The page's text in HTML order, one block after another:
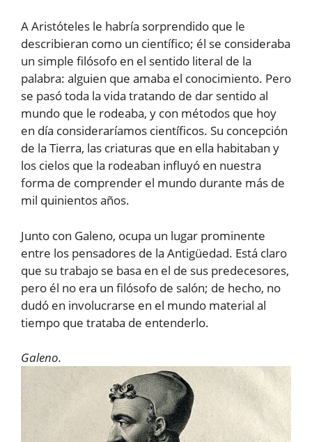
A Aristóteles le habría sorprendido que le
describieran como un científico; él se consideraba
un simple filósofo en el sentido literal de la
palabra: alguien que amaba el conocimiento. Pero
se pasó toda la vida tratando de dar sentido al
mundo que le rodeaba, y con métodos que hoy
en día consideraríamos científicos. Su concepción
de la Tierra, las criaturas que en ella habitaban y
los cielos que la rodeaban influyó en nuestra
forma de comprender el mundo durante más de
mil quinientos años.
Junto con Galeno, ocupa un lugar prominente
entre los pensadores de la Antigüedad. Está claro
que su trabajo se basa en el de sus predecesores,
pero él no era un filósofo de salón; de hecho, no
dudó en involucrarse en el mundo material al
tiempo que trataba de entenderlo.
Galeno.